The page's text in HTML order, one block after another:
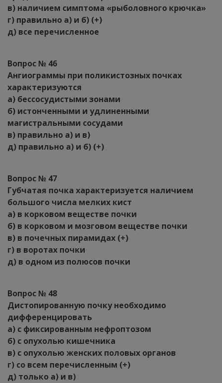
в) наличием симптома «рыболовного крючка»
г) правильно а) и б) (+)
д) все перечисленное
Вопрос № 46
Ангиограммы при поликистозных почках
характеризуются
а) бессосудистыми зонами
б) истонченными и удлиненными
магистральными сосудами
в) правильно а) и в)
д) правильно а) и б) (+)
Вопрос № 47
Губчатая почка характеризуется наличием
большого числа мелких кист
а) в корковом веществе почки
б) в корковом и мозговом веществе почки
в) в почечных пирамидах (+)
г) в воротах почки
д) в одном из полюсов почки
Вопрос № 48
Дистопированную почку необходимо
дифференцировать
а) с фиксированным нефроптозом
б) с опухолью кишечника
в) с опухолью женских половых органов
г) со всем перечисленным (+)
д) только а) и в)